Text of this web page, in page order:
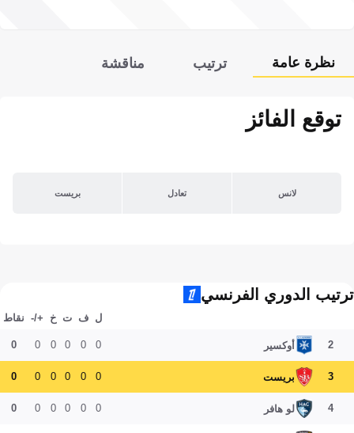
نظرة عامة ترتيب مناقشة
توقع الفائز
لانس تعادل بريست
ترتيب الدوري الفرنسي
ل ف ت خ +/- نقاط
2 أوكسير 0
0
0
0
0
0
3 بريست 0
0
0
0
0
0
4 لو هافر 0
0
0
0
0
0